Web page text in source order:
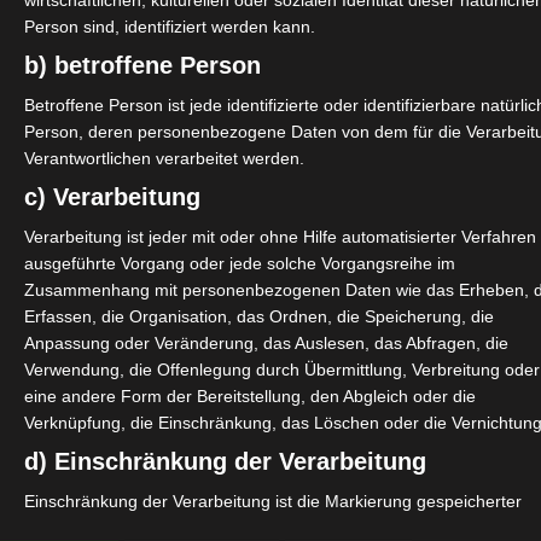
Person sind, identifiziert werden kann.
b) betroffene Person
Betroffene Person ist jede identifizierte oder identifizierbare
Person, deren personenbezogene Daten von dem für die
Verantwortlichen verarbeitet werden.
c) Verarbeitung
Verarbeitung ist jeder mit oder ohne Hilfe automatisierter Verfahren
ausgeführte Vorgang oder jede solche Vorgangsreihe im
Zusammenhang mit personenbezogenen Daten wie das Erheben,
Erfassen, die Organisation, das Ordnen, die Speicherung, die
Anpassung oder Veränderung, das Auslesen, das Abfragen, die
Verwendung, die Offenlegung durch Übermittlung, Verbreitung oder
eine andere Form der Bereitstellung, den Abgleich oder die
Verknüpfung, die Einschränkung, das Löschen oder die Vernichtung.
d) Einschränkung der Verarbeitung
Einschränkung der Verarbeitung ist die Markierung gespeicherter